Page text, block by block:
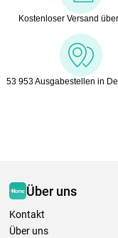
Kostenloser Versand
53 953 Ausgabestellen in
Über uns
Kontakt
Über uns